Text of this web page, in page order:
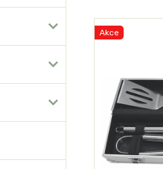
Akce